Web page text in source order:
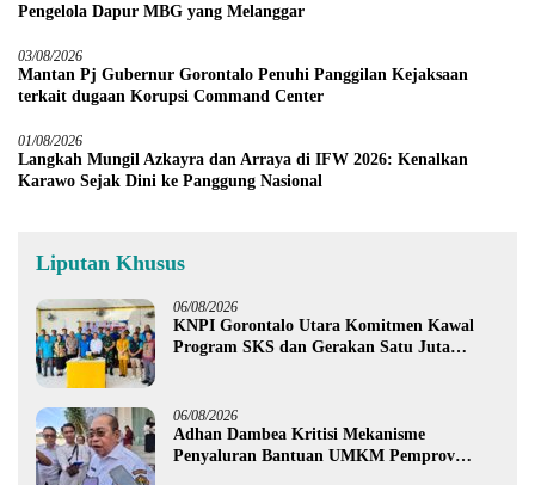
Pengelola Dapur MBG yang Melanggar
03/08/2026
Mantan Pj Gubernur Gorontalo Penuhi Panggilan Kejaksaan
terkait dugaan Korupsi Command Center
01/08/2026
Langkah Mungil Azkayra dan Arraya di IFW 2026: Kenalkan
Karawo Sejak Dini ke Panggung Nasional
Liputan Khusus
06/08/2026
KNPI Gorontalo Utara Komitmen Kawal
Program SKS dan Gerakan Satu Juta
06/08/2026
Adhan Dambea Kritisi Mekanisme
Penyaluran Bantuan UMKM Pemprov